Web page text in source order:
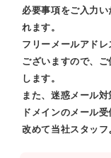
必要事項をご入力
れます。
フリーメールアド
ございますので、
します。
また、迷惑メール
ドメインのメール
改めて当社スタッフ